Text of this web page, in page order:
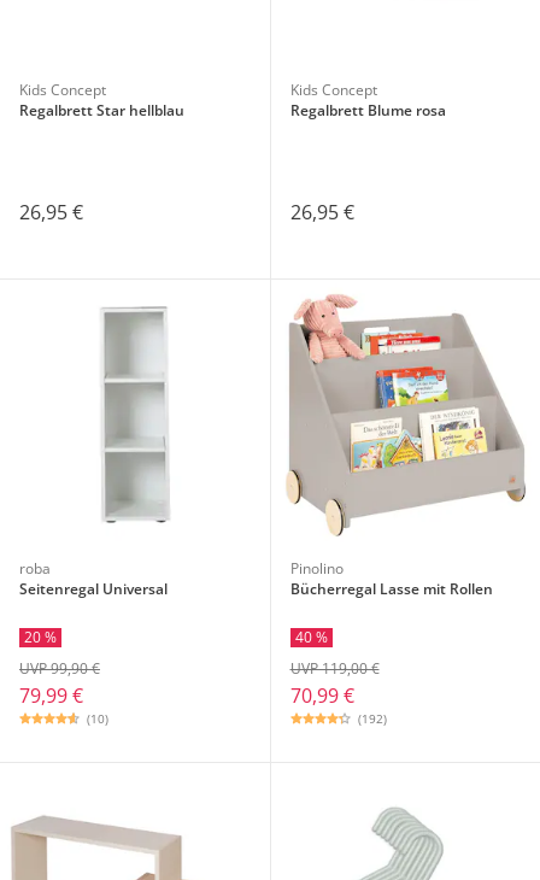
Kids Concept
Regalbrett Star hellblau
26,95 €
Kids Concept
Regalbrett Blume rosa
26,95 €
roba
Seitenregal Universal
20 %
79,99 €
UVP 99,90 €
(10)
Pinolino
Bücherregal Lasse mit Rollen
40 %
70,99 €
UVP 119,00 €
(192)